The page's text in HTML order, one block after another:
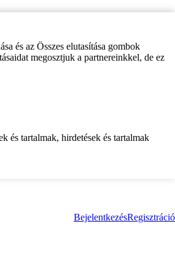
és az Összes elutasítása gombok
megosztjuk a partnereinkkel, de ez
és tartalmak, hirdetések és tartalmak
BejelentkezésRegisztráció